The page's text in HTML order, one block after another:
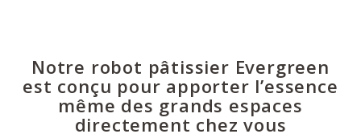
Notre robot pâtissier Evergreen
est conçu pour apporter l’essence
même des grands espaces
directement chez vous